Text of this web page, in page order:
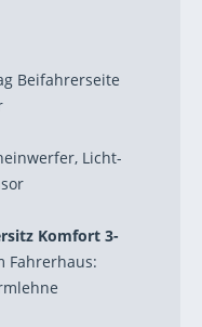
Beifahrerseite
Licht-
Komfort 3-
Fahrerhaus: